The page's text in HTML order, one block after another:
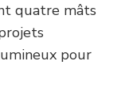
quatre mâts
pour